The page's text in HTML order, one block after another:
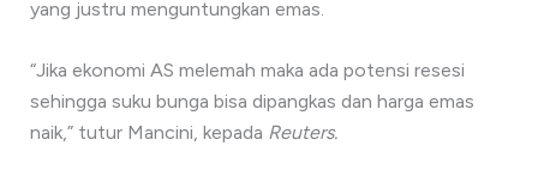
yang justru menguntungkan emas.
“Jika ekonomi AS melemah maka ada potensi resesi
sehingga suku bunga bisa dipangkas dan harga emas
naik,” tutur Mancini, kepada Reuters.